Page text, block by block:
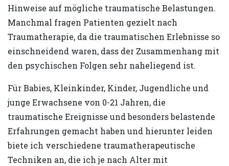
Hinweise auf mögliche traumatische Belastungen.
Manchmal fragen Patienten gezielt nach
Traumatherapie, da die traumatischen Erlebnisse so
einschneidend waren, dass der Zusammenhang mit
den psychischen Folgen sehr naheliegend ist.
Für Babies, Kleinkinder, Kinder, Jugendliche und
junge Erwachsene von 0-21 Jahren, die
traumatische Ereignisse und besonders belastende
Erfahrungen gemacht haben und hierunter leiden
biete ich verschiedene traumatherapeutische
Techniken an, die ich je nach Alter mit